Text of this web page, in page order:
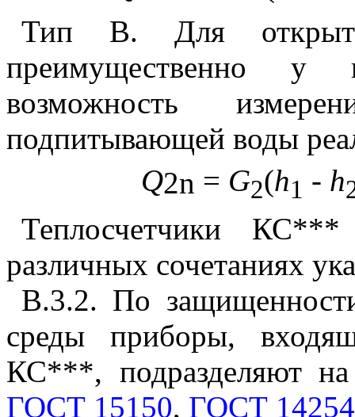
Тип В. Для
преимущественно у
возможность
подпитывающей воды
Q2n = G2(h1 - h
Теплосчетчики
различных сочетаниях
В.3.2. По
среды приборы,
КС***, подразделяют
ГОСТ 15150, ГОСТ 14254